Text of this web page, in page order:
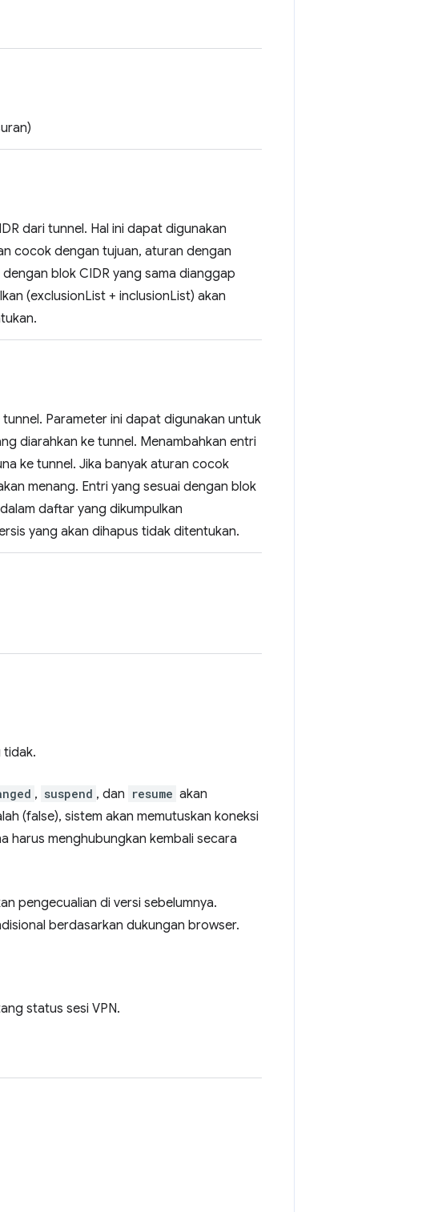
dari tunnel. Hal ini dapat digunakan
cocok dengan tujuan, aturan dengan
blok CIDR yang sama dianggap
(exclusionList + inclusionList) akan
Parameter ini dapat digunakan untuk
diarahkan ke tunnel. Menambahkan entri
ke tunnel. Jika banyak aturan cocok
menang. Entri yang sesuai dengan blok
daftar yang dikumpulkan
yang akan dihapus tidak ditentukan.
tidak.
, suspend , dan resume akan
(false), sistem akan memutuskan koneksi
harus menghubungkan kembali secara
pengecualian di versi sebelumnya.
berdasarkan dukungan browser.
status sesi VPN.